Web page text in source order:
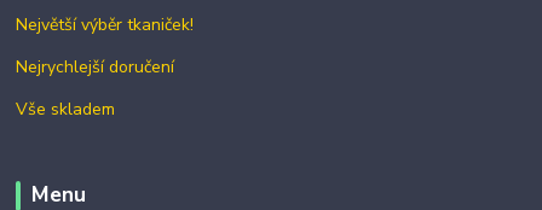
Největší výběr tkaniček!
Nejrychlejší doručení
Vše skladem
Menu